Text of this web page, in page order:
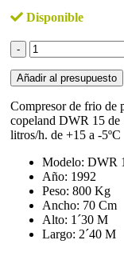
Disponible
Compresor
de
frio
DELLA
TOFOLA
cantidad
Añadir al presupuesto
Compresor de frio de
copeland DWR 15
litros/h. de +15 a -5ºC
Modelo: DWR
Año: 1992
Peso: 800 Kg
Ancho: 70 Cm
Alto: 1´30 M
Largo: 2´40 M